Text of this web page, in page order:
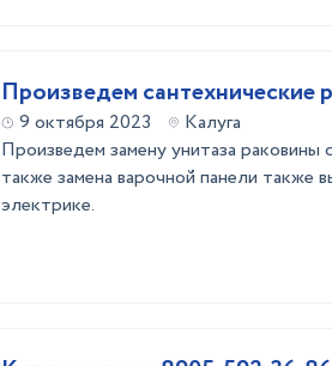
Произведем сантехнические
9 октября 2023
Калуга
Произведем замену унитаза раковины
также замена варочной панели также
электрике.